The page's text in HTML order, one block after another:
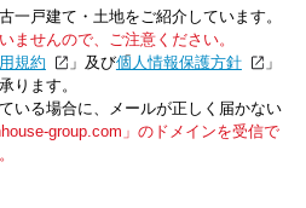
戸建て・土地をご紹介しています。
ませんので、ご注意ください。
規約 」及び「個人情報保護方針
」
ります。
いる場合に、メールが正しく届かない
group.com」のドメインを受信で